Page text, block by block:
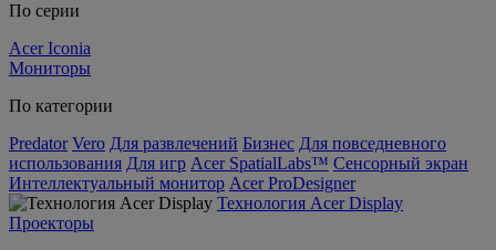
По серии
Acer Iconia
Мониторы
По категории
Predator Vero Для развлечений Бизнес Для повседневного
использования Для игр Acer SpatialLabs™ Сенсорный экран
Интеллектуальный монитор Acer ProDesigner
Технология Acer Display
Проекторы